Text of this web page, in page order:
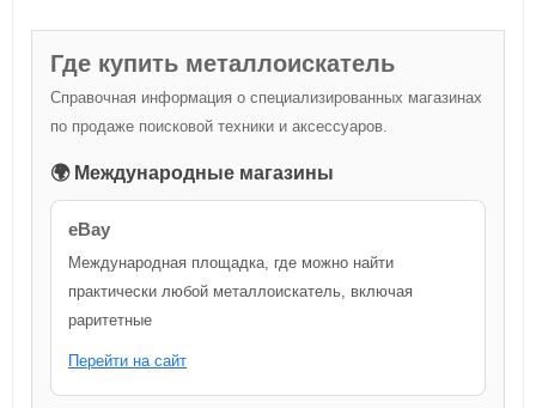
Где купить металлоискатель
Справочная информация о специализированных магазинах
по продаже поисковой техники и аксессуаров.
🌍 Международные магазины
eBay
Международная площадка, где можно найти
практически любой металлоискатель, включая
раритетные
Перейти на сайт